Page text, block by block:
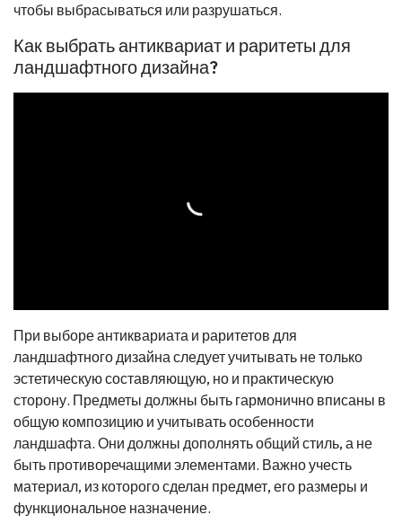
чтобы выбрасываться или разрушаться.
Как выбрать антиквариат и раритеты для
ландшафтного дизайна?
При выборе антиквариата и раритетов для
ландшафтного дизайна следует учитывать не только
эстетическую составляющую, но и практическую
сторону. Предметы должны быть гармонично вписаны в
общую композицию и учитывать особенности
ландшафта. Они должны дополнять общий стиль, а не
быть противоречащими элементами. Важно учесть
материал, из которого сделан предмет, его размеры и
функциональное назначение.